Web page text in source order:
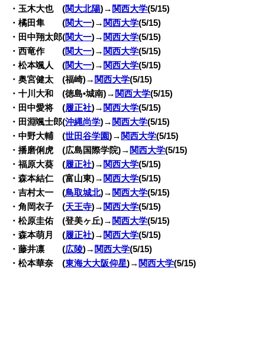
・玉木大也 (関大北陽)→ 関西大学(5/15)
・橘田隼 (関大一)→ 関西大学(5/15)
・田中翔太郎(関大一)→ 関西大学(5/15)
・西竜作 (関大一)→ 関西大学(5/15)
・松本颯人 (関大一)→ 関西大学(5/15)
・奥宮健太 (福崎)→ 関西大学(5/15)
・十川大和 (徳島•城南)→ 関西大学(5/15)
・田中愛将 (履正社)→ 関西大学(5/15)
・田淵颯士郎(沖縄尚学)→ 関西大学(5/15)
・中野大輔 (世田谷学園)→ 関西大学(5/15)
・播磨俐虎 (広島国際学院)→ 関西大学(5/15)
・福原大葵 (履正社)→ 関西大学(5/15)
・森本結仁 (富山東)→ 関西大学(5/15)
・吉村太一 (鳥取城北)→ 関西大学(5/15)
・角岡衣子 (天王寺)→ 関西大学(5/15)
・松原圭佑 (登美ヶ丘)→ 関西大学(5/15)
・森本萌月 (履正社)→ 関西大学(5/15)
・藤井凛 (広陵)→ 関西大学(5/15)
・松本華奈 (東海大大阪仰星)→ 関西大学(5/15)